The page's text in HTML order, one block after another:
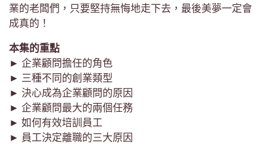
業的老闆們，只要堅持無悔地走下去，最後美夢一定會
成真的！
本集的重點
► 企業顧問擔任的角色
► 三種不同的創業類型
► 決心成為企業顧問的原因
► 企業顧問最大的兩個任務
► 如何有效培訓員工
► 員工決定離職的三大原因